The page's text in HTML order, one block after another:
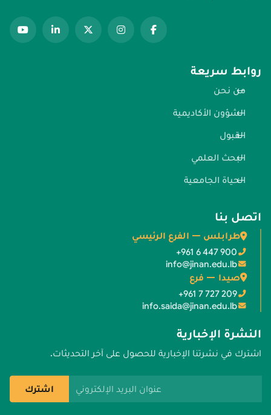
روابط سريعة
من نحن
الشؤون الأكاديمية
القبول
البحث العلمي
الحياة الجامعية
اتصل بنا
طرابلس — الفرع الرئيسي
+961 6 447 900
info@jinan.edu.lb
صيدا — فرع
+961 7 727 209
info.saida@jinan.edu.lb
النشرة الإخبارية
اشترك في نشرتنا الإخبارية للحصول على آخر التحديثات.
اشترك